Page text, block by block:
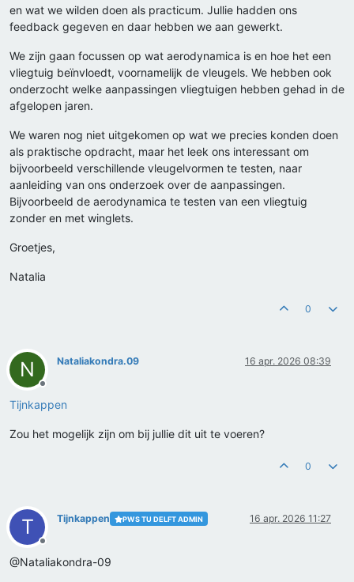
en wat we wilden doen als practicum. Jullie hadden ons
feedback gegeven en daar hebben we aan gewerkt.
We zijn gaan focussen op wat aerodynamica is en hoe het een
vliegtuig beïnvloedt, voornamelijk de vleugels. We hebben ook
onderzocht welke aanpassingen vliegtuigen hebben gehad in de
afgelopen jaren.
We waren nog niet uitgekomen op wat we precies konden doen
als praktische opdracht, maar het leek ons interessant om
bijvoorbeeld verschillende vleugelvormen te testen, naar
aanleiding van ons onderzoek over de aanpassingen.
Bijvoorbeeld de aerodynamica te testen van een vliegtuig
zonder en met winglets.
Groetjes,
Natalia
0
N
Offline
Nataliakondra.09 16 apr. 2026 08:39
Tijnkappen
Zou het mogelijk zijn om bij jullie dit uit te voeren?
0
T
Offline
Tijnkappen PWS TU DELFT ADMIN 16 apr. 2026 11:27
@Nataliakondra-09